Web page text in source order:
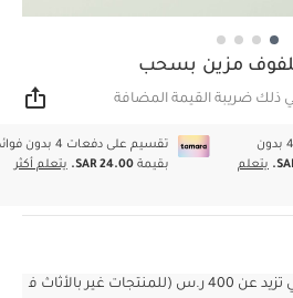
مزين بسحب
ذلك ضريبة القيمة المضافة
تقسيم على دفعات 4 بدون
يتعلم
تقسيم على دفعات 4 بدون
بقيمةSAR 24.00. يتعلم أكثر
شحن مجاني للطلبات التي تزيد عن 400 ر.س (للمنتجات غير بالأثاث ف